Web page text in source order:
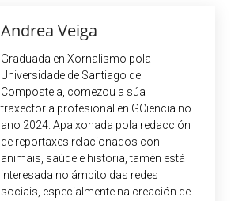
Andrea Veiga
Graduada en Xornalismo pola
Universidade de Santiago de
Compostela, comezou a súa
traxectoria profesional en GCiencia no
ano 2024. Apaixonada pola redacción
de reportaxes relacionados con
animais, saúde e historia, tamén está
interesada no ámbito das redes
sociais, especialmente na creación de